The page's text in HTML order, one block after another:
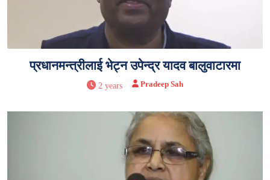
प्रधानमन्त्रीलाई भेट्न उपेन्द्र यादव बालुवाटारमा
2 years Pradeep Sah